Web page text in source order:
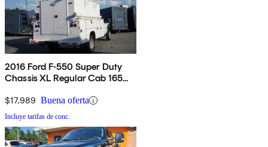
2016 Ford F-550 Super Duty
Chassis XL Regular Cab 165
$17,989 Buena oferta
Incluye tarifas de conc.